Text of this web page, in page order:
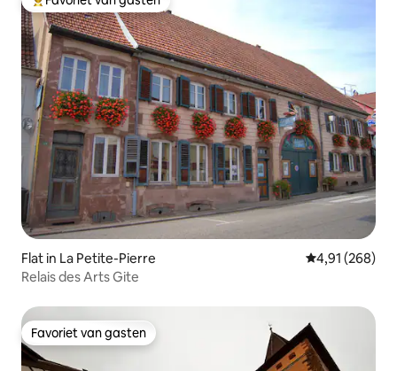
Topfavoriet van gasten
Flat in La Petite-Pierre Gemiddelde
4,91 (268)
Relais des Arts Gite
Favoriet van gasten
Favoriet van gasten